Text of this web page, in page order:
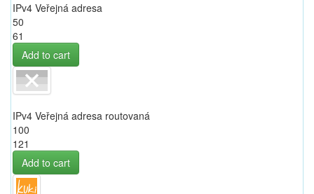
IPv4 Veřejná adresa
50
61
Add to cart
IPv4 Veřejná adresa routovaná
100
121
Add to cart